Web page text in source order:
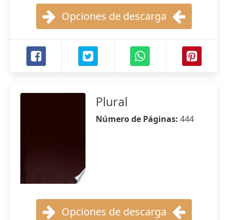
Opciones de descarga
Plural
Número de Páginas: 444
Opciones de descarga